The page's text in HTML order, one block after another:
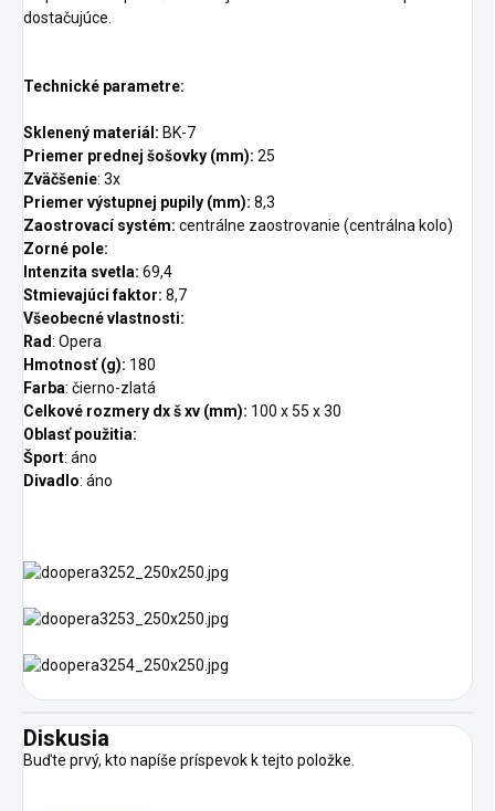
dostačujúce.
Technické parametre:
Sklenený materiál: BK-7
Priemer prednej šošovky (mm): 25
Zväčšenie: 3x
Priemer výstupnej pupily (mm): 8,3
Zaostrovací systém: centrálne zaostrovanie (centrálna kolo)
Zorné pole:
Intenzita svetla: 69,4
Stmievajúci faktor: 8,7
Všeobecné vlastnosti:
Rad: Opera
Hmotnosť (g): 180
Farba: čierno-zlatá
Celkové rozmery dx š xv (mm): 100 x 55 x 30
Oblasť použitia:
Šport: áno
Divadlo: áno
Diskusia
Buďte prvý, kto napíše príspevok k tejto položke.